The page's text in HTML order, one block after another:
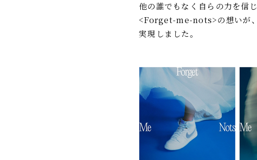
他の誰でもなく自らの力を信
<Forget-me-nots>の想いが
実現しました。